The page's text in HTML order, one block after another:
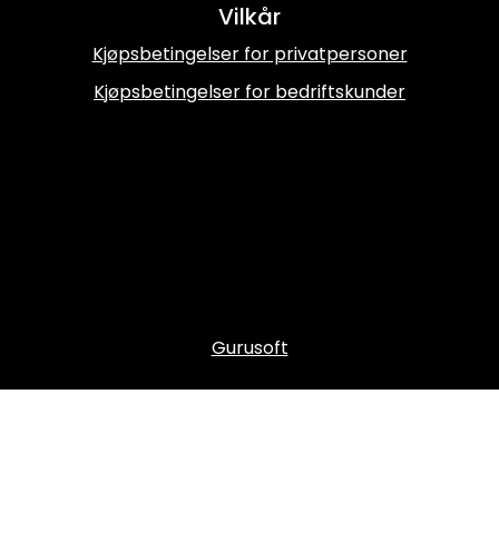
Vilkår
Kjøpsbetingelser for privatpersoner
Kjøpsbetingelser for bedriftskunder
Gurusoft